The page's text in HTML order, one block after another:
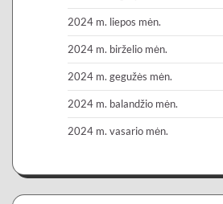
2024 m. liepos mėn.
2024 m. birželio mėn.
2024 m. gegužės mėn.
2024 m. balandžio mėn.
2024 m. vasario mėn.